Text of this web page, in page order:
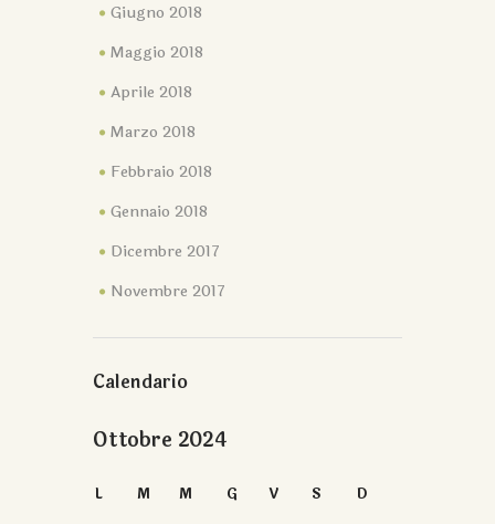
Giugno 2018
Maggio 2018
Aprile 2018
Marzo 2018
Febbraio 2018
Gennaio 2018
Dicembre 2017
Novembre 2017
Calendario
Ottobre 2024
L M M G V S D